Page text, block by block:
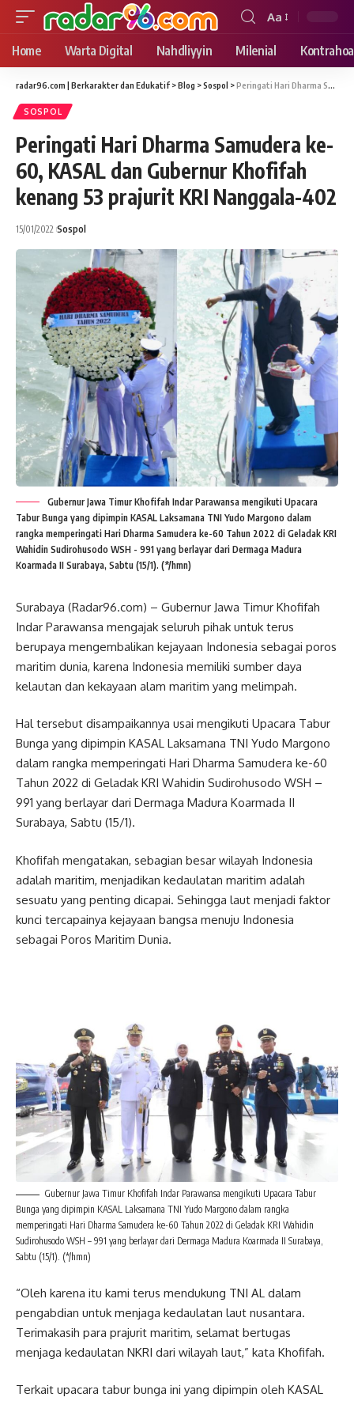
Font
Resizer
Aa
Home Warta Digital Nahdliyyin Milenial
radar96.com | Berkarakter dan Edukatif >Blog >Sospol >Peringati Hari Dharma Samudera ke-60, KASAL dan Gubernur Khofifah kenang 53 prajurit KRI Nanggala-402
SOSPOL
Peringati Hari Dharma Samudera ke-
60, KASAL dan Gubernur Khofifah
kenang 53 prajurit KRI Nanggala-402
15/01/2022 Sospol
Gubernur Jawa Timur Khofifah Indar Parawansa mengikuti Upacara
Tabur Bunga yang dipimpin KASAL Laksamana TNI Yudo Margono dalam
rangka memperingati Hari Dharma Samudera ke-60 Tahun 2022 di Geladak KRI
Wahidin Sudirohusodo WSH - 991 yang berlayar dari Dermaga Madura
Koarmada II Surabaya, Sabtu (15/1). (*/hmn)
Surabaya (Radar96.com) – Gubernur Jawa Timur Khofifah
Indar Parawansa mengajak seluruh pihak untuk terus
berupaya mengembalikan kejayaan Indonesia sebagai poros
maritim dunia, karena Indonesia memiliki sumber daya
kelautan dan kekayaan alam maritim yang melimpah.
Hal tersebut disampaikannya usai mengikuti Upacara Tabur
Bunga yang dipimpin KASAL Laksamana TNI Yudo Margono
dalam rangka memperingati Hari Dharma Samudera ke-60
Tahun 2022 di Geladak KRI Wahidin Sudirohusodo WSH –
991 yang berlayar dari Dermaga Madura Koarmada II
Surabaya, Sabtu (15/1).
Khofifah mengatakan, sebagian besar wilayah Indonesia
adalah maritim, menjadikan kedaulatan maritim adalah
sesuatu yang penting dicapai. Sehingga laut menjadi faktor
kunci tercapainya kejayaan bangsa menuju Indonesia
sebagai Poros Maritim Dunia.
Gubernur Jawa Timur Khofifah Indar Parawansa mengikuti Upacara Tabur
Bunga yang dipimpin KASAL Laksamana TNI Yudo Margono dalam rangka
memperingati Hari Dharma Samudera ke-60 Tahun 2022 di Geladak KRI Wahidin
Sudirohusodo WSH – 991 yang berlayar dari Dermaga Madura Koarmada II Surabaya,
Sabtu (15/1). (*/hmn)
“Oleh karena itu kami terus mendukung TNI AL dalam
pengabdian untuk menjaga kedaulatan laut nusantara.
Terimakasih para prajurit maritim, selamat bertugas
menjaga kedaulatan NKRI dari wilayah laut,” kata Khofifah.
Terkait upacara tabur bunga ini yang dipimpin oleh KASAL